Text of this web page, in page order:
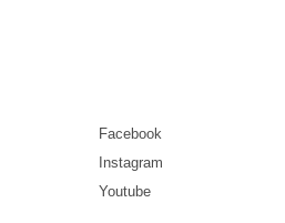
Facebook
Instagram
Youtube